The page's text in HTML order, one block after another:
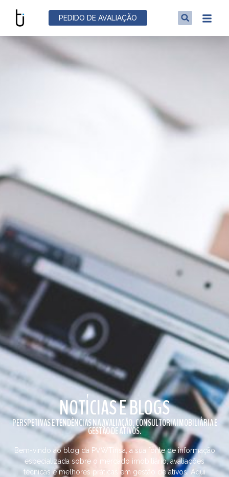
PEDIDO DE AVALIAÇÃO
NOTÍCIAS E BLOGS
PERSPETIVAS E TENDÊNCIAS NA AVALIAÇÃO, CONSULTORIA IMOBILIÁRIA E
GESTÃO DE ATIVOS.
Bem-vindo ao blog da PVWTinsa, a sua fonte de informação
especializada sobre o mercado imobiliário, avaliações
técnicas e melhores práticas em gestão de ativos. Aqui